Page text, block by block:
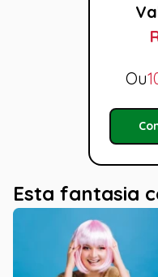
Ou
Esta fantasia